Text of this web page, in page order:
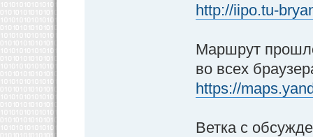
http://iipo.tu-
Маршрут
во всех
https://
Ветка с